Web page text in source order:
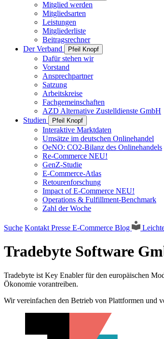
Mitglied werden
Mitgliedsarten
Leistungen
Mitgliederliste
Beitragsrechner
Der Verband
Pfeil Knopf
Dafür stehen wir
Vorstand
Ansprechpartner
Satzung
Arbeitskreise
Fachgemeinschaften
AZD Alternative Zustelldienste GmbH
Studien
Pfeil Knopf
Interaktive Marktdaten
Umsätze im deutschen Onlinehandel
OeNO: CO2-Bilanz des Onlinehandels
Re-Commerce NEU!
GenZ-Studie
E-Commerce-Atlas
Retourenforschung
Impact of E-Commerce NEU!
Operations & Fulfillment-Benchmark
Zahl der Woche
Suche Kontakt Presse E-Commerce Blog
Tradebyte Software
Tradebyte ist Key Enabler für den europäischen
Ökonomie vorantreiben.
Wir vereinfachen den Betrieb von Plattformen und